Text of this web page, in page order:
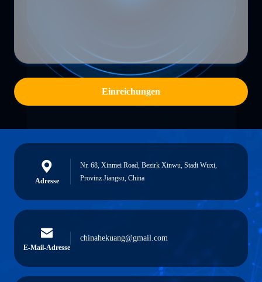
Einreichungen
Adresse
Nr. 68, Xinmei Road, Bezirk Xinwu, Stadt Wuxi,
Provinz Jiangsu, China
E-Mail-Adresse
chinahekuang@gmail.com